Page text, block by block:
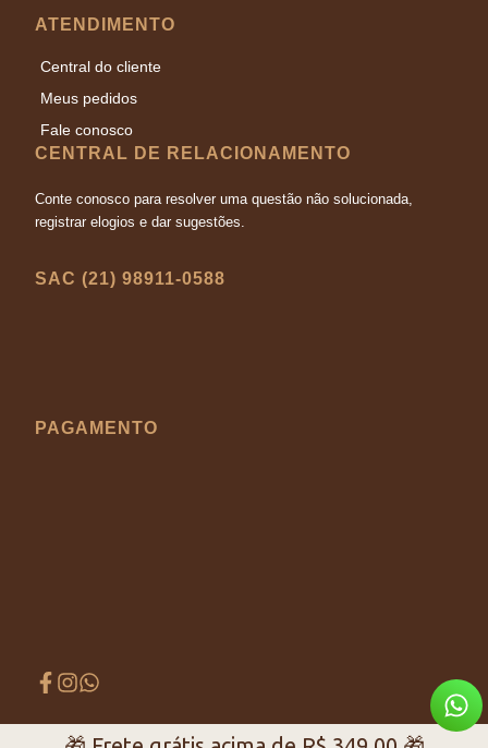
ATENDIMENTO
Central do cliente
Meus pedidos
Fale conosco
CENTRAL DE RELACIONAMENTO
Conte conosco para resolver uma questão não solucionada,
registrar elogios e dar sugestões.
SAC (21) 98911-0588
PAGAMENTO